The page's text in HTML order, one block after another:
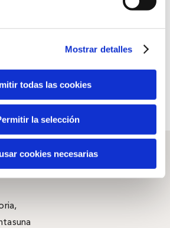
Mostrar detalles
todas las cookies
la selección
cookies necesarias
,